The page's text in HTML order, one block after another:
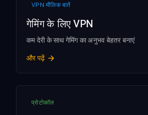
VPN मौलिक बातें
गेमिंग के लिए VPN
कम देरी के साथ गेमिंग का अनुभव बेहतर बनाएं
और पढ़ें
प्रोटोकॉल